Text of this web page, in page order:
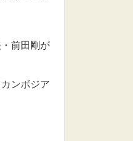
前田剛が
ンボジア